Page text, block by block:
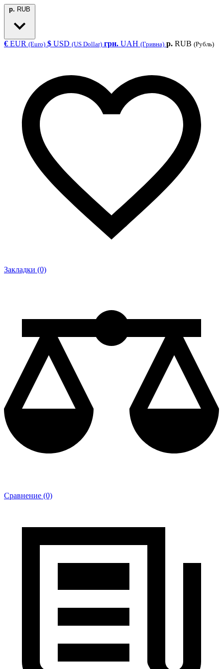
р. RUB
€ EUR (Euro) $ USD (US Dollar) грн. UAH (Гривна) р. RUB (Рубль)
Закладки (0)
Сравнение (0)